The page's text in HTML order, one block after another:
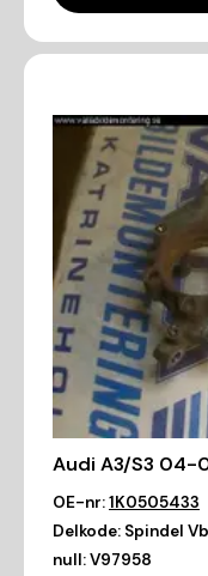
Audi A3/S3 04-
OE-nr:1K0505433
Delkode: Spindel Vb
null:V97958